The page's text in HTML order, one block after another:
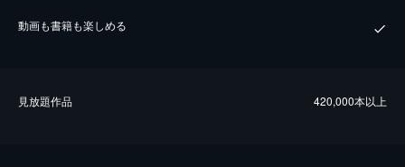
動画も書籍も楽しめる
⾒放題作品 420,000本以上